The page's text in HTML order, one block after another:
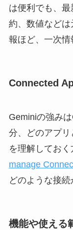
は便利でも、
約、数値など
報ほど、一次情
Connected
Geminiの強み
分、どのアプ
を理解してお
manage
どのような接続
機能や使える